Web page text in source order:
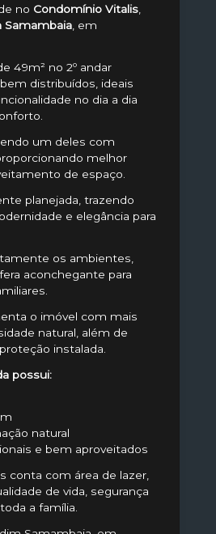
no Condomínio Vitalis
Samambaia , em
49m² no 2º andar
distribuídos, ideais
no dia a dia
um deles com
melhor
de espaço.
planejada, trazendo
e elegância para
os ambientes,
aconchegante para
o imóvel com mais
natural, além de
instalada.
possui:
natural
e bem aproveitados
conta com área de lazer,
de vida, segurança
a família.